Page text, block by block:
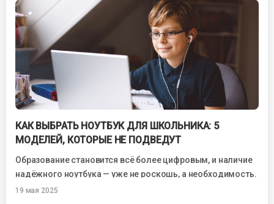
КАК ВЫБРАТЬ НОУТБУК ДЛЯ ШКОЛЬНИКА: 5
МОДЕЛЕЙ, КОТОРЫЕ НЕ ПОДВЕДУТ
Образование становится всё более цифровым, и наличие
надёжного ноутбука — уже не роскошь, а необходимость.
Родители, выбирая технику для школьников,...
19 мая 2025